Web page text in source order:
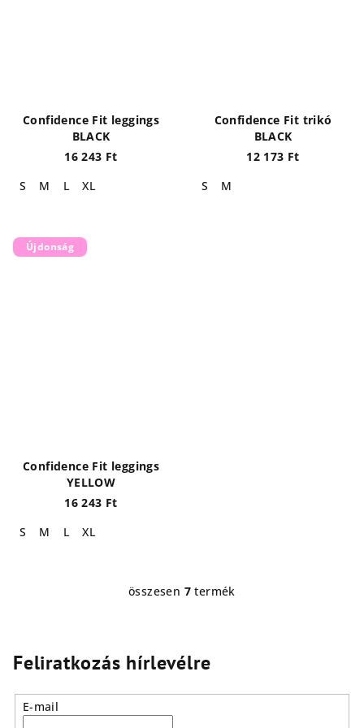
Confidence Fit leggings
BLACK
16 243 Ft
S
M L XL
Confidence Fit trikó
BLACK
12 173 Ft
S
M
Újdonság
Confidence Fit leggings
YELLOW
16 243 Ft
S
M L XL
L
t
a
i
összesen 7 termék
Feliratkozás hírlevélre
E-mail